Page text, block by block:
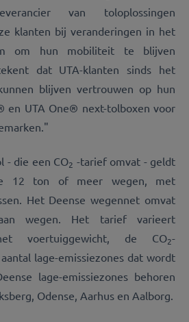
van toloplossingen
klanten bij veranderingen in het
om hun mobiliteit te blijven
dat UTA-klanten sinds het
blijven vertrouwen op hun
en UTA One® next-tolboxen voor
- die een CO2 -tarief omvat - geldt
12 ton of meer wegen, met
Het Deense wegennet omvat
wegen. Het tarief varieert
voertuiggewicht, de CO2-
lage-emissiezones dat wordt
lage-emissiezones behoren
Odense, Aarhus en Aalborg.